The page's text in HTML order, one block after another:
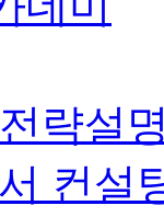
략설
컨설